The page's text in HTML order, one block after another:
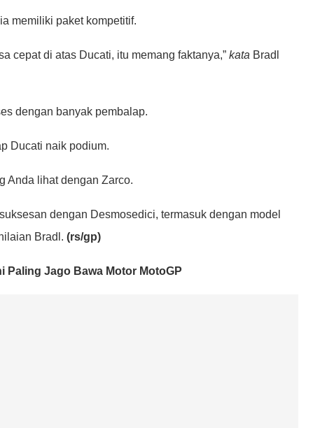
memiliki paket kompetitif.
cepat di atas Ducati, itu memang faktanya,” kata Bradl
dengan banyak pembalap.
Ducati naik podium.
Anda lihat dengan Zarco.
dengan Desmosedici, termasuk dengan model
Bradl. (rs/gp)
Paling Jago Bawa Motor MotoGP